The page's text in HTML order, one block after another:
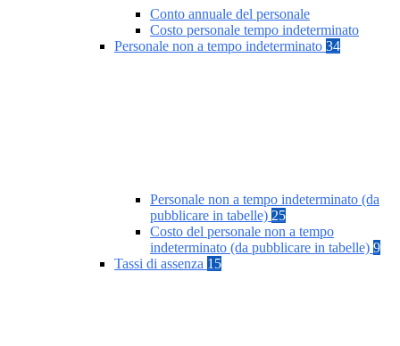
Conto annuale del personale
Costo personale tempo indeterminato
Personale non a tempo indeterminato 34
Personale non a tempo indeterminato (da
pubblicare in tabelle) 25
Costo del personale non a tempo
indeterminato (da pubblicare in tabelle) 9
Tassi di assenza 15